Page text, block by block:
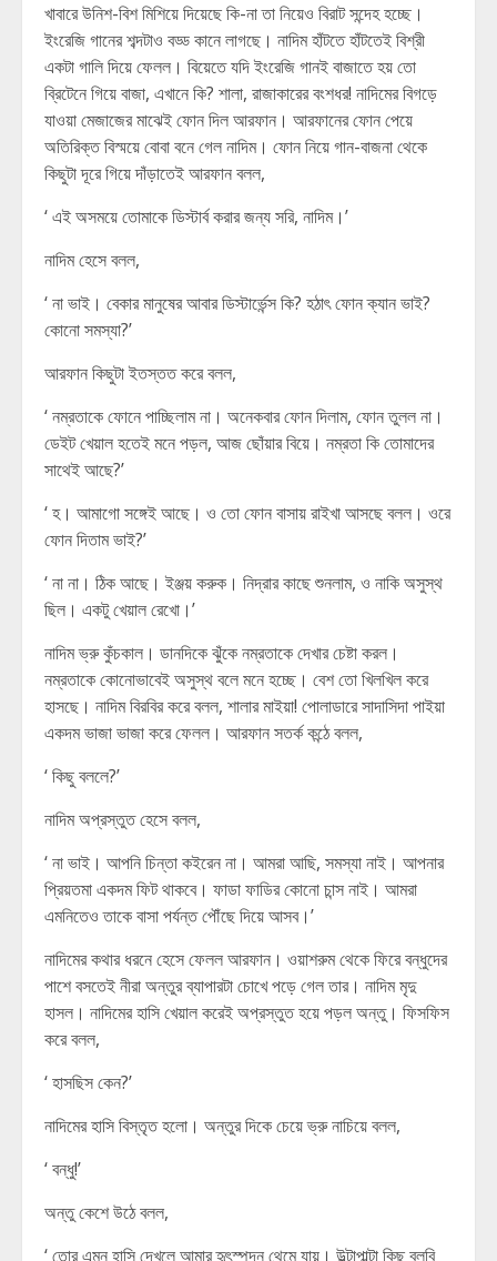
খাবারে উনিশ-বিশ মিশিয়ে দিয়েছে কি-না তা নিয়েও বিরাট সন্দেহ হচ্ছে।
ইংরেজি গানের শব্দটাও বড্ড কানে লাগছে। নাদিম হাঁটতে হাঁটতেই বিশ্রী
একটা গালি দিয়ে ফেলল। বিয়েতে যদি ইংরেজি গানই বাজাতে হয় তো
ব্রিটেনে গিয়ে বাজা, এখানে কি? শালা, রাজাকারের বংশধর! নাদিমের বিগড়ে
যাওয়া মেজাজের মাঝেই ফোন দিল আরফান। আরফানের ফোন পেয়ে
অতিরিক্ত বিস্ময়ে বোবা বনে গেল নাদিম। ফোন নিয়ে গান-বাজনা থেকে
কিছুটা দূরে গিয়ে দাঁড়াতেই আরফান বলল,
‘ এই অসময়ে তোমাকে ডিস্টার্ব করার জন্য সরি, নাদিম।’
নাদিম হেসে বলল,
‘ না ভাই। বেকার মানুষের আবার ডিস্টার্ভেন্স কি? হঠাৎ ফোন ক্যান ভাই?
কোনো সমস্যা?’
আরফান কিছুটা ইতস্তত করে বলল,
‘ নম্রতাকে ফোনে পাচ্ছিলাম না। অনেকবার ফোন দিলাম, ফোন তুলল না।
ডেইট খেয়াল হতেই মনে পড়ল, আজ ছোঁয়ার বিয়ে। নম্রতা কি তোমাদের
সাথেই আছে?’
‘ হ। আমাগো সঙ্গেই আছে। ও তো ফোন বাসায় রাইখা আসছে বলল। ওরে
ফোন দিতাম ভাই?’
‘ না না। ঠিক আছে। ইঞ্জয় করুক। নিদ্রার কাছে শুনলাম, ও নাকি অসুস্থ
ছিল। একটু খেয়াল রেখো।’
নাদিম ভ্রু কুঁচকাল। ডানদিকে ঝুঁকে নম্রতাকে দেখার চেষ্টা করল।
নম্রতাকে কোনোভাবেই অসুস্থ বলে মনে হচ্ছে। বেশ তো খিলখিল করে
হাসছে। নাদিম বিরবির করে বলল, শালার মাইয়া! পোলাডারে সাদাসিদা পাইয়া
একদম ভাজা ভাজা করে ফেলল। আরফান সতর্ক কন্ঠে বলল,
‘ কিছু বললে?’
নাদিম অপ্রস্তুত হেসে বলল,
‘ না ভাই। আপনি চিন্তা কইরেন না। আমরা আছি, সমস্যা নাই। আপনার
প্রিয়তমা একদম ফিট থাকবে। ফাডা ফাডির কোনো চান্স নাই। আমরা
এমনিতেও তাকে বাসা পর্যন্ত পৌঁছে দিয়ে আসব।’
নাদিমের কথার ধরনে হেসে ফেলল আরফান। ওয়াশরুম থেকে ফিরে বন্ধুদের
পাশে বসতেই নীরা অন্তুর ব্যাপারটা চোখে পড়ে গেল তার। নাদিম মৃদু
হাসল। নাদিমের হাসি খেয়াল করেই অপ্রস্তুত হয়ে পড়ল অন্তু। ফিসফিস
করে বলল,
‘ হাসছিস কেন?’
নাদিমের হাসি বিস্তৃত হলো। অন্তুর দিকে চেয়ে ভ্রু নাচিয়ে বলল,
‘ বন্ধু!’
অন্তু কেশে উঠে বলল,
‘ তোর এমন হাসি দেখলে আমার হৃৎস্পন্দন থেমে যায়। উল্টাপাল্টা কিছু বলবি